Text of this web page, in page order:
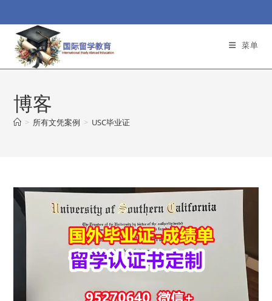
to
content
菜单
博客
> 所有文凭案例 > USC毕业证